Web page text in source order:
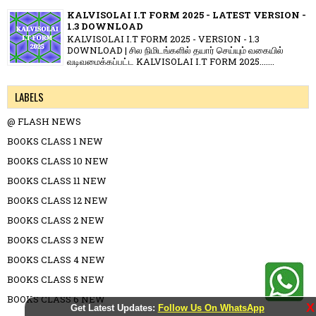
Get Latest Updates: Follow Us On WhatsApp X
KALVISOLAI I.T FORM 2025 - LATEST VERSION -
1.3 DOWNLOAD
KALVISOLAI I.T FORM 2025 - VERSION - 1.3
DOWNLOAD | சில நிமிடங்களில் தயார் செய்யும் வகையில்
வடிவமைக்கப்பட்ட KALVISOLAI I.T FORM 2025.......
LABELS
@ FLASH NEWS
BOOKS CLASS 1 NEW
BOOKS CLASS 10 NEW
BOOKS CLASS 11 NEW
BOOKS CLASS 12 NEW
BOOKS CLASS 2 NEW
BOOKS CLASS 3 NEW
BOOKS CLASS 4 NEW
BOOKS CLASS 5 NEW
BOOKS CLASS 6 NEW